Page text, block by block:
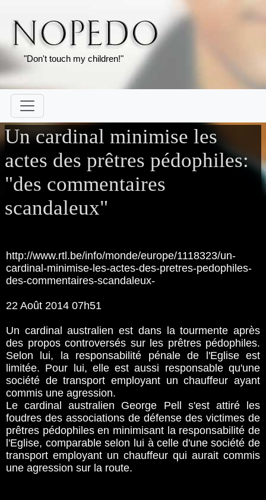
"Don't touch my children!"
Un cardinal minimise les
actes des prêtres pédophiles:
"des commentaires
scandaleux"
http://www.rtl.be/info/monde/europe/1118323/un-
cardinal-minimise-les-actes-des-pretres-pedophiles-
des-commentaires-scandaleux-
22 Août 2014 07h51
Un cardinal australien est dans la tourmente après
des propos controversés sur les prêtres pédophiles.
Selon lui, la responsabilité pénale de l'Eglise est
limitée. Pour lui, elle est aussi responsable qu'une
société de transport employant un chauffeur ayant
commis une agression.
Le cardinal australien George Pell s'est attiré les
foudres des associations de défense des victimes de
prêtres pédophiles en minimisant la responsabilité de
l'Eglise, comparable selon lui à celle d'une société de
transport employant un chauffeur qui aurait commis
une agression sur la route.